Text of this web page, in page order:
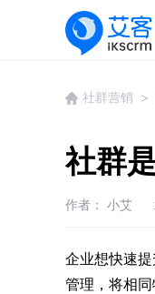
社群营销 >
社群
作者： 小艾
企业想快速
管理，将相